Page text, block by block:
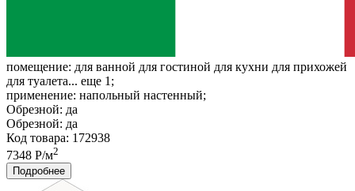
помещение: для ванной для гостиной для кухни для прихожей
для туалета... еще 1;
применение: напольный настенный;
Обрезной: да
Обрезной: да
Код товара: 172938
7348 Р/м2
Подробнее